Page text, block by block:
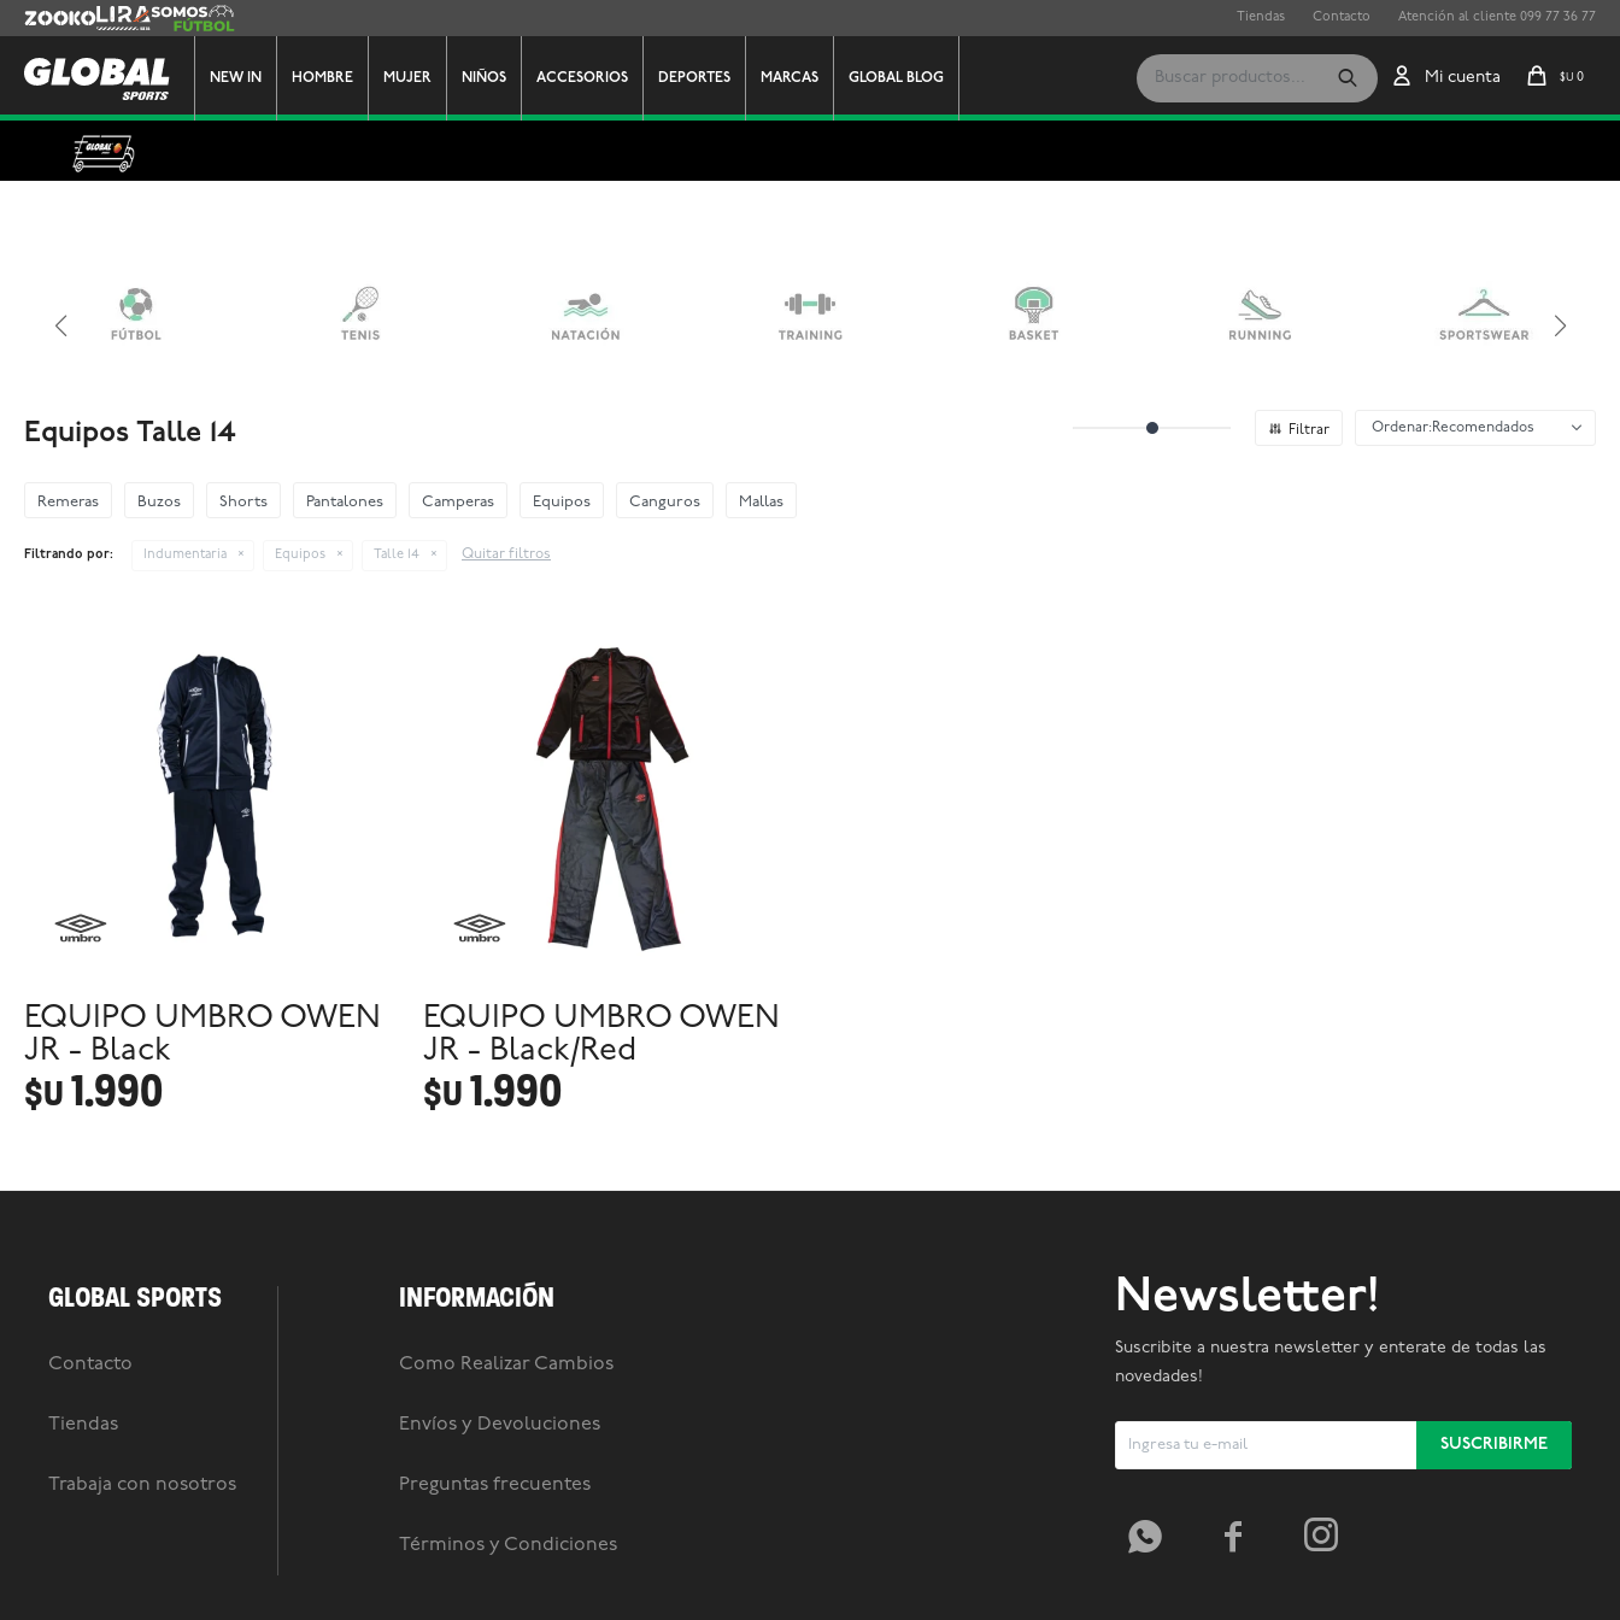
NEW IN HOMBRE MUJER NIÑOS ACCESORIOS DEPORTES MARCAS GLOBAL BLOG $U 0
Zooko Lira Somos Futbol Tiendas Contacto Atención al cliente 099 77 36 77
Equipos Talle 14 Recomendados
Remeras Buzos Shorts Pantalones Camperas Equipos Canguros Mallas
Filtrando por: Indumentaria Equipos Talle 14 Quitar filtros
EQUIPO UMBRO OWEN
JR - Black
$U1.990
EQUIPO UMBRO OWEN
JR - Black/Red
$U1.990
GLOBAL SPORTS
Contacto
Tiendas
Trabaja con nosotros
INFORMACIÓN
Como Realizar Cambios
Envíos y Devoluciones
Preguntas frecuentes
Términos y Condiciones
Newsletter!
Suscribite a nuestra newsletter y enterate de todas las
novedades!
SUSCRIBIRME
  